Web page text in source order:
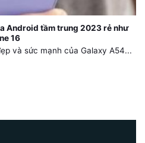
Android tầm trung 2023 rẻ như
16
và sức mạnh của Galaxy A54...